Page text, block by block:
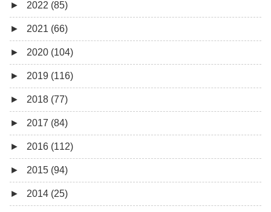
9月 (1)
8月 (1)
7月 (8)
6月 (5)
5月 (7)
4月 (9)
3月 (15)
2月 (6)
1月 (10)
► 2022 (85)
12月 (3)
10月 (1)
9月 (4)
8月 (5)
7月 (5)
6月 (8)
5月 (13)
4月 (12)
► 2021 (66)
12月 (4)
11月 (8)
10月 (1)
8月 (2)
7月 (4)
6月 (6)
5月 (5)
► 2020 (104)
12月 (7)
11月 (10)
10月 (8)
9月 (5)
8月 (9)
7月 (8)
► 2019 (116)
12月 (9)
11月 (11)
10月 (9)
9月 (16)
8月 (9)
► 2018 (77)
12月 (6)
11月 (4)
10月 (8)
9月 (12)
► 2017 (84)
12月 (5)
11月 (3)
10月 (5)
► 2016 (112)
12月 (5)
11月 (11)
► 2015 (94)
12月 (4)
► 2014 (25)